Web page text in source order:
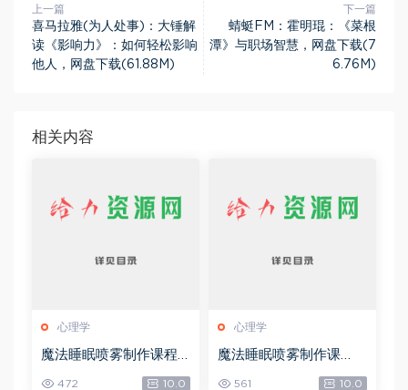
上一篇
喜马拉雅(为人处事)：大锤解
读《影响力》：如何轻松影响
他人，网盘下载(61.88M)
下一篇
蜻蜓FM：霍明琨：《菜根
潭》与职场智慧，网盘下载(7
6.76M)
相关内容
心理学
魔法睡眠喷雾制作课程
(1)，网盘下载(76.04K)
472 10.0
心理学
魔法睡眠喷雾制作课
程，网盘下载(76.04K)
561 10.0